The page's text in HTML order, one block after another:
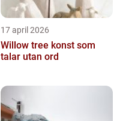
17 april 2026
Willow tree konst som
talar utan ord